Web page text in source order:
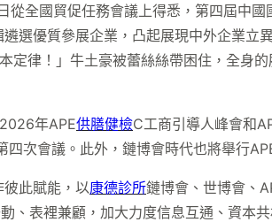
從全國貿促任務會議上得悉，第四屆中
選優質參展企業，凸起展現中外企業立
定律！」牛土豪被蕾絲絲帶困住，全身
年APE供膳健檢C工商引導人峰會和
四次會議。此外，鏈博會時代也將舉行
此賦能，以康德診所鏈博會、世博會、
、表裡兼顧，加大力度信息互通、資本